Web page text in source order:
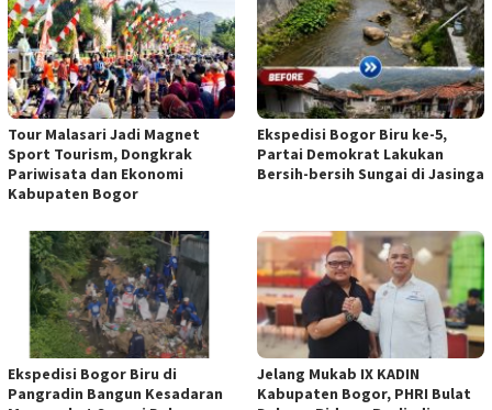
Tour Malasari Jadi Magnet
Sport Tourism, Dongkrak
Pariwisata dan Ekonomi
Kabupaten Bogor
Ekspedisi Bogor Biru ke-5,
Partai Demokrat Lakukan
Bersih-bersih Sungai di Jasinga
Ekspedisi Bogor Biru di
Pangradin Bangun Kesadaran
Jelang Mukab IX KADIN
Kabupaten Bogor, PHRI Bulat